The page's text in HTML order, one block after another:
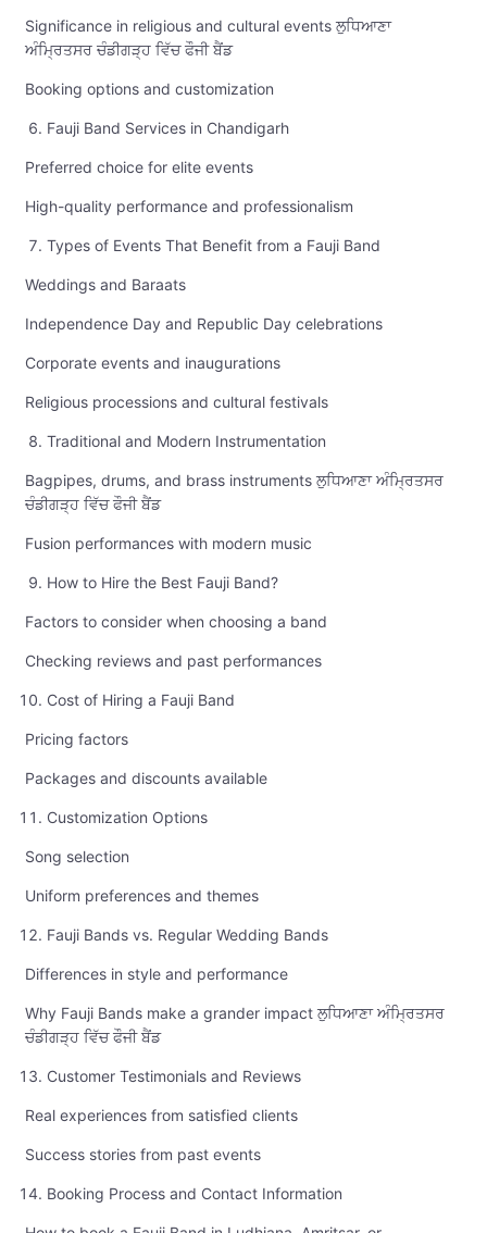
Significance in religious and cultural events ਲੁਧਿਆਣਾ
ਅੰਮ੍ਰਿਤਸਰ ਚੰਡੀਗੜ੍ਹ ਵਿੱਚ ਫੌਜੀ ਬੈਂਡ
Booking options and customization
Fauji Band Services in Chandigarh
Preferred choice for elite events
High-quality performance and professionalism
Types of Events That Benefit from a Fauji Band
Weddings and Baraats
Independence Day and Republic Day celebrations
Corporate events and inaugurations
Religious processions and cultural festivals
Traditional and Modern Instrumentation
Bagpipes, drums, and brass instruments ਲੁਧਿਆਣਾ ਅੰਮ੍ਰਿਤਸਰ
ਚੰਡੀਗੜ੍ਹ ਵਿੱਚ ਫੌਜੀ ਬੈਂਡ
Fusion performances with modern music
How to Hire the Best Fauji Band?
Factors to consider when choosing a band
Checking reviews and past performances
Cost of Hiring a Fauji Band
Pricing factors
Packages and discounts available
Customization Options
Song selection
Uniform preferences and themes
Fauji Bands vs. Regular Wedding Bands
Differences in style and performance
Why Fauji Bands make a grander impact ਲੁਧਿਆਣਾ ਅੰਮ੍ਰਿਤਸਰ
ਚੰਡੀਗੜ੍ਹ ਵਿੱਚ ਫੌਜੀ ਬੈਂਡ
Customer Testimonials and Reviews
Real experiences from satisfied clients
Success stories from past events
Booking Process and Contact Information